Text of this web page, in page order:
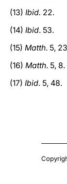
(13) Ibid. 22.
(14) Ibid. 53.
(15) Matth. 5,
(16) Matth. 5, 8.
(17) Ibid. 5, 48.